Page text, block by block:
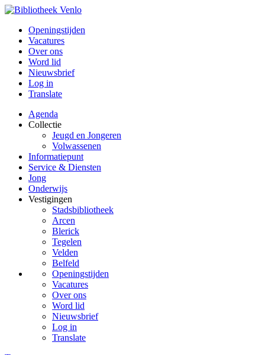
Openingstijden
Vacatures
Over ons
Word lid
Nieuwsbrief
Log in
Translate
Agenda
Collectie
Jeugd en Jongeren
Volwassenen
Informatiepunt
Service & Diensten
Jong
Onderwijs
Vestigingen
Stadsbibliotheek
Arcen
Blerick
Tegelen
Velden
Belfeld
Openingstijden
Vacatures
Over ons
Word lid
Nieuwsbrief
Log in
Translate